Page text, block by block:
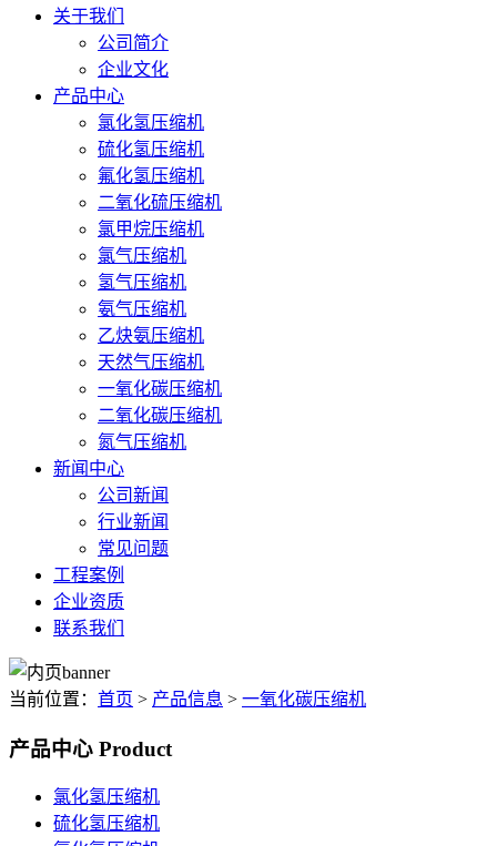
关于我们
公司简介
企业文化
产品中心
氯化氢压缩机
硫化氢压缩机
氟化氢压缩机
二氧化硫压缩机
氯甲烷压缩机
氯气压缩机
氢气压缩机
氨气压缩机
乙炔氨压缩机
天然气压缩机
一氧化碳压缩机
二氧化碳压缩机
氮气压缩机
新闻中心
公司新闻
行业新闻
常见问题
工程案例
企业资质
联系我们
当前位置： 首页 > 产品信息 > 一氧化碳压缩机
产品中心 Product
氯化氢压缩机
硫化氢压缩机